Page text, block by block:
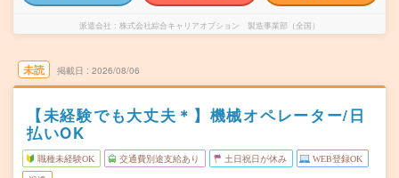
派遣会社 株式会社綜合キャリアオプション 製造事業部（全国）
未読 掲載日 2026/08/06
【未経験でも大丈夫＊】機械オペレーター/日
払いOK
職種未経験OK 交通費別途支給あり 土日祝日が休み WEB登録OK